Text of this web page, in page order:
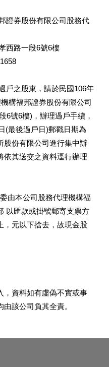
證券股份有限公司股務代
西路一段6號6樓
戶之股東，請於民國106年
構福邦證券股份有限公司
6號6樓)，辦理過戶手續，
(最後過戶日)郵戳日期為
股份有限公司進行集中辦
依其送交之資料逕行辦理
由本公司股務代理機構福
以匯款或掛號郵寄支票方
，元以下捨去，故現金股
，資料如有虛偽不實或事
該公司負其全責。